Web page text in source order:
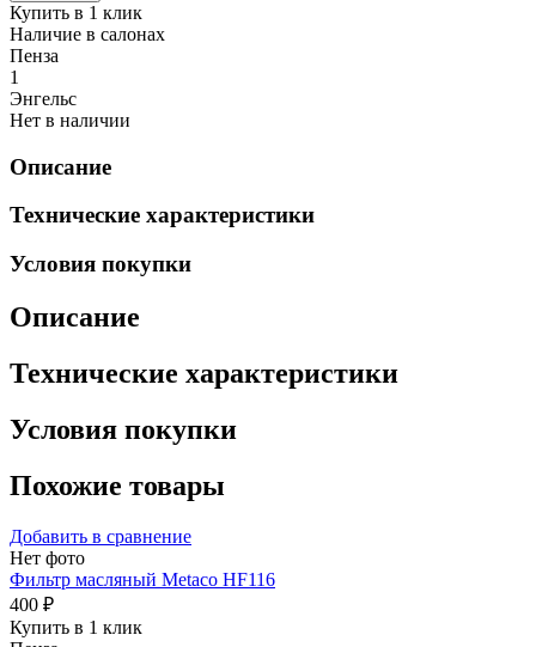
Купить в 1 клик
Наличие в салонах
Пенза
1
Энгельс
Нет в наличии
Описание
Технические характеристики
Условия покупки
Описание
Технические характеристики
Условия покупки
Похожие товары
Добавить в сравнение
Нет фото
Фильтр масляный Metaco HF116
400 ₽
Купить в 1 клик